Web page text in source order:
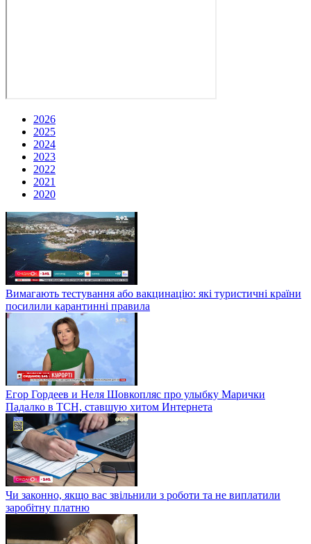
2026
2025
2024
2023
2022
2021
2020
Вимагають тестування або вакцинацію: які туристичні країни
посилили карантинні правила
Егор Гордеев и Неля Шовкопляс про улыбку Марички
Падалко в ТСН, ставшую хитом Интернета
Чи законно, якщо вас звільнили з роботи та не виплатили
заробітну платню